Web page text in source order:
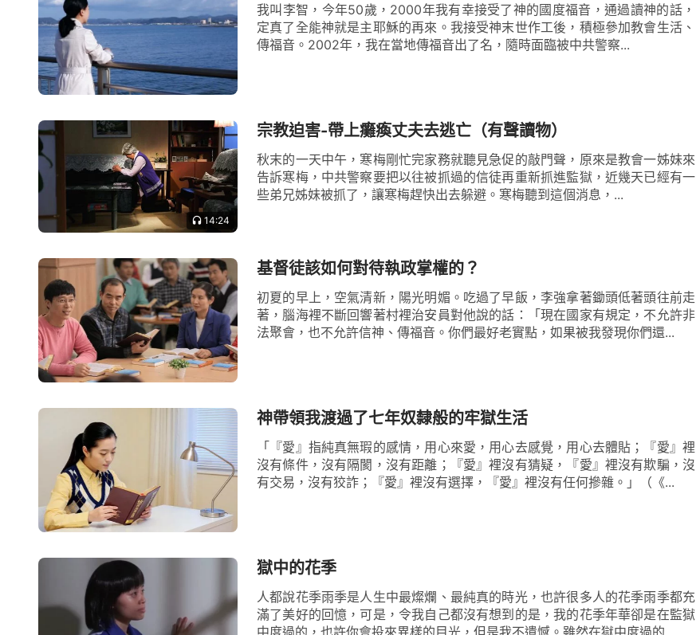
我叫李智，今年50歲，2000年我有幸接受了神的國度福音，通過讀神的話，
定真了全能神就是主耶穌的再來。我接受神末世作工後，積極參加教會生活、
傳福音。2002年，我在當地傳福音出了名，隨時面臨被中共警察...
14:24
宗教迫害-帶上癱瘓丈夫去逃亡（有聲讀物）
秋末的一天中午，寒梅剛忙完家務就聽見急促的敲門聲，原來是教會一姊妹來
告訴寒梅，中共警察要把以往被抓過的信徒再重新抓進監獄，近幾天已經有一
些弟兄姊妹被抓了，讓寒梅趕快出去躲避。寒梅聽到這個消息，...
基督徒該如何對待執政掌權的？
初夏的早上，空氣清新，陽光明媚。吃過了早飯，李強拿著鋤頭低著頭往前走
著，腦海裡不斷回響著村裡治安員對他說的話：「現在國家有規定，不允許非
法聚會，也不允許信神、傳福音。你們最好老實點，如果被我發現你們還...
神帶領我渡過了七年奴隸般的牢獄生活
「『愛』指純真無瑕的感情，用心來愛，用心去感覺，用心去體貼；『愛』裡
沒有條件，沒有隔閡，沒有距離；『愛』裡沒有猜疑，『愛』裡沒有欺騙，沒
有交易，沒有狡詐；『愛』裡沒有選擇，『愛』裡沒有任何摻雜。」（《...
獄中的花季
人都說花季雨季是人生中最燦爛、最純真的時光，也許很多人的花季雨季都充
滿了美好的回憶，可是，令我自己都沒有想到的是，我的花季年華卻是在監獄
中度過的，也許你會投來異樣的目光，但是我不遺憾。雖然在獄中度過的...